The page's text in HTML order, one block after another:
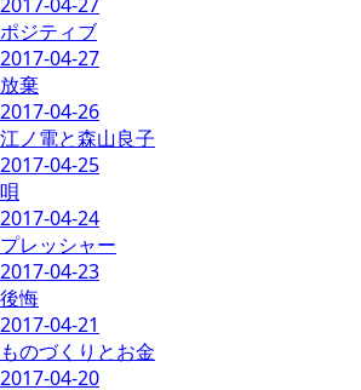
ポジティブ
2017-04-27
放棄
2017-04-26
江ノ電と森山良子
2017-04-25
唄
2017-04-24
プレッシャー
2017-04-23
後悔
2017-04-21
ものづくりとお金
2017-04-20